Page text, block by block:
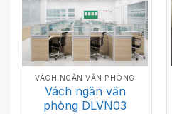
VÁCH NGĂN VĂN PHÒNG
Vách ngăn văn
phòng DLVN03